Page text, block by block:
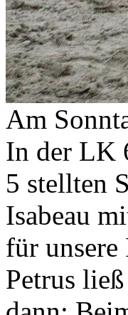
Am
In der LK
5 stellten
Isabeau
für
Petrus